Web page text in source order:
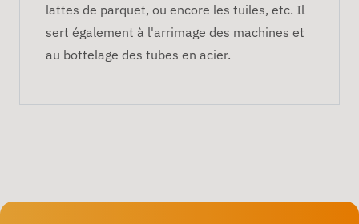
lattes de parquet, ou encore les tuiles, etc. Il
sert également à l'arrimage des machines et
au bottelage des tubes en acier.